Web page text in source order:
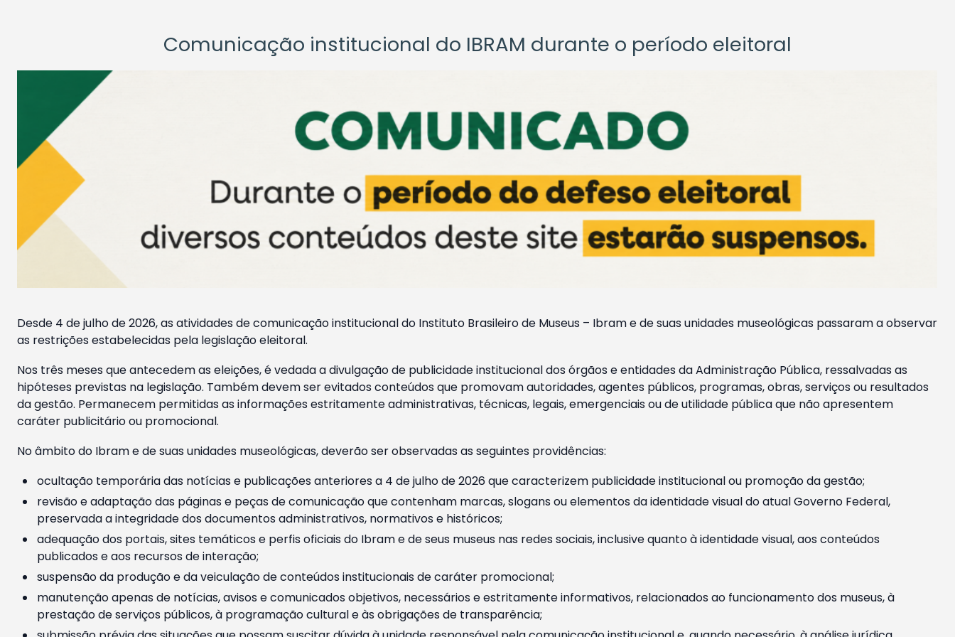
Comunicação institucional do IBRAM durante o período eleitoral
Desde 4 de julho de 2026, as atividades de comunicação institucional do Instituto Brasileiro de Museus – Ibram e de suas unidades museológicas passaram a observar
as restrições estabelecidas pela legislação eleitoral.
Nos três meses que antecedem as eleições, é vedada a divulgação de publicidade institucional dos órgãos e entidades da Administração Pública, ressalvadas as
hipóteses previstas na legislação. Também devem ser evitados conteúdos que promovam autoridades, agentes públicos, programas, obras, serviços ou resultados
da gestão. Permanecem permitidas as informações estritamente administrativas, técnicas, legais, emergenciais ou de utilidade pública que não apresentem
caráter publicitário ou promocional.
No âmbito do Ibram e de suas unidades museológicas, deverão ser observadas as seguintes providências:
ocultação temporária das notícias e publicações anteriores a 4 de julho de 2026 que caracterizem publicidade institucional ou promoção da gestão;
revisão e adaptação das páginas e peças de comunicação que contenham marcas, slogans ou elementos da identidade visual do atual Governo Federal,
preservada a integridade dos documentos administrativos, normativos e históricos;
adequação dos portais, sites temáticos e perfis oficiais do Ibram e de seus museus nas redes sociais, inclusive quanto à identidade visual, aos conteúdos
publicados e aos recursos de interação;
suspensão da produção e da veiculação de conteúdos institucionais de caráter promocional;
manutenção apenas de notícias, avisos e comunicados objetivos, necessários e estritamente informativos, relacionados ao funcionamento dos museus, à
prestação de serviços públicos, à programação cultural e às obrigações de transparência;